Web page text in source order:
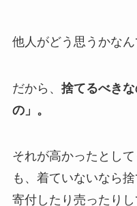
他人がどう思うかなん
だから、 捨てるべき
の」。
それが高かったとし
も、着ていないなら捨
寄付したり売ったりし